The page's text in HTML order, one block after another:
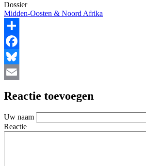
Dossier
Midden-Oosten & Noord Afrika
Share
Facebook
Bluesky
Reactie toevoegen
Uw naam
Reactie